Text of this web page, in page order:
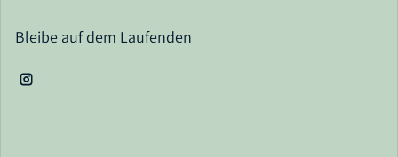
Bleibe auf dem Laufenden
Instagram